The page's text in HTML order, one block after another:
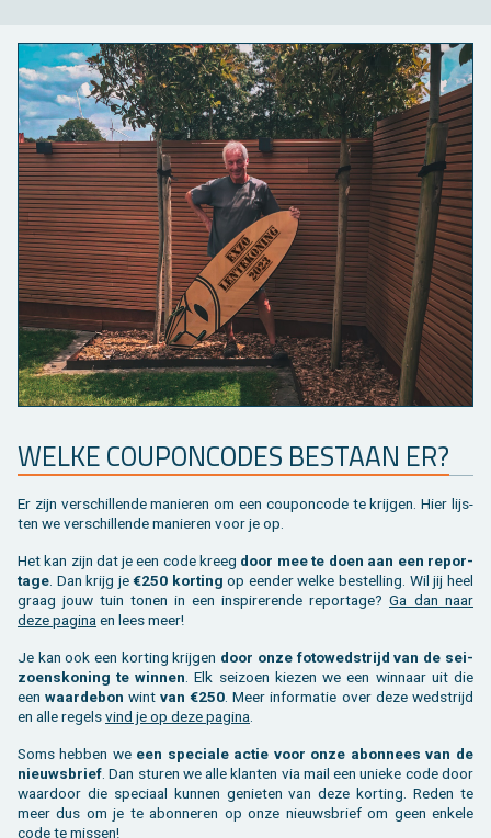
WELKE COU­PON­CO­DES BE­STAAN ER?
Er zijn ver­schil­len­de ma­nie­ren om een cou­pon­co­de te krij­gen. Hier lijs­
ten we ver­schil­len­de ma­nie­ren voor je op.
Het kan zijn dat je een code kreeg door mee te doen aan een re­por­
ta­ge . Dan krijg je€250 kor­ting op een­der welke be­stel­ling. Wil jij heel
graag jouw tuin tonen in een in­spi­re­ren­de re­por­ta­ge? Ga dan naar
deze pa­gi­na en lees meer!
Je kan ook een kor­ting krij­gen door onze fo­to­wed­strijd van de sei­
zoens­ko­ning te win­nen . Elk sei­zoen kie­zen we een win­naar uit die
een waar­de­bon wint van €250 . Meer in­for­ma­tie over deze wed­strijd
en alle re­gelsvind je op deze pa­gi­na
Soms heb­ben we een spe­ci­a­le actie voor onze abon­nees van de
nieuws­brief . Dan stu­ren we alle klan­ten via mail een unie­ke code door
waar­door die spe­ci­aal kun­nen ge­nie­ten van deze kor­ting. Reden te
meer dus om je te abon­ne­ren op onze nieuws­brief om geen en­ke­le
code te mis­sen!